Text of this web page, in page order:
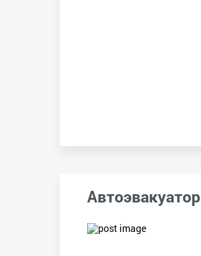
Автоэвакуатор